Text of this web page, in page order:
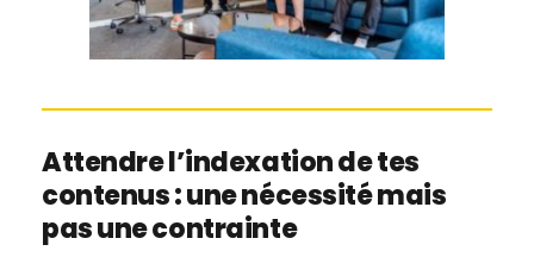
Attendre l’indexation de tes
contenus : une nécessité mais
pas une contrainte